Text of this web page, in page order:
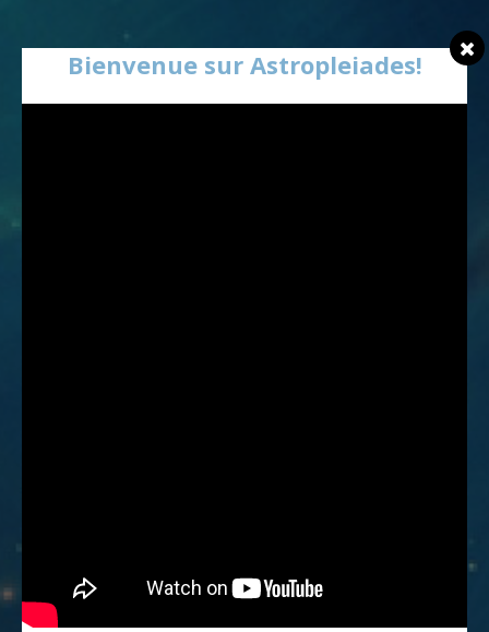
Bienvenue sur Astropleiades!